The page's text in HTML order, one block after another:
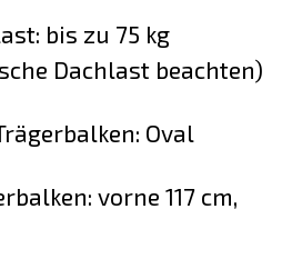
bis zu 75 kg
Dachlast beachten)
Oval
vorne 117 cm,